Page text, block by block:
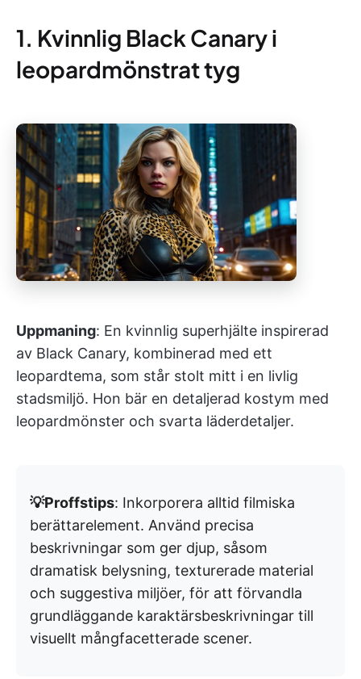
1. Kvinnlig Black Canary i
leopardmönstrat tyg
Uppmaning: En kvinnlig superhjälte inspirerad
av Black Canary, kombinerad med ett
leopardtema, som står stolt mitt i en livlig
stadsmiljö. Hon bär en detaljerad kostym med
leopardmönster och svarta läderdetaljer.
💡Proffstips: Inkorporera alltid filmiska
berättarelement. Använd precisa
beskrivningar som ger djup, såsom
dramatisk belysning, texturerade material
och suggestiva miljöer, för att förvandla
grundläggande karaktärsbeskrivningar till
visuellt mångfacetterade scener.